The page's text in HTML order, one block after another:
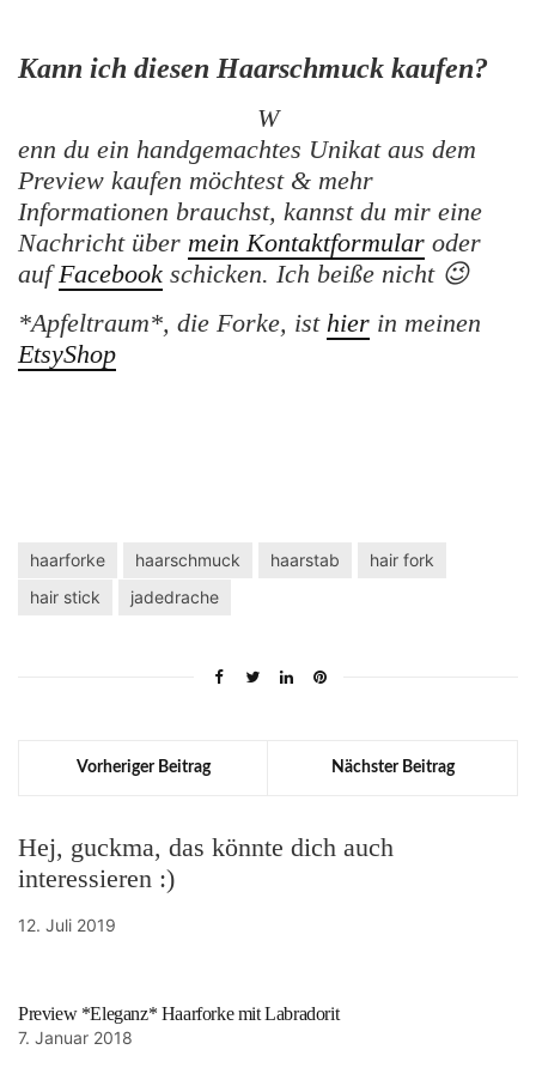
Kann ich diesen Haarschmuck kaufen?
W
enn du ein handgemachtes Unikat aus dem
Preview kaufen möchtest & mehr
Informationen brauchst, kannst du mir eine
Nachricht über mein Kontaktformular oder
aufFacebook schicken. Ich beiße nicht 😉
*Apfeltraum*, die Forke, ist hier in meinen
EtsyShop
haarforke haarschmuck haarstab
hair fork
hair stick
jadedrache
Vorheriger Beitrag Nächster Beitrag
Hej, guckma, das könnte dich auch
interessieren :)
12. Juli 2019
Preview *Eleganz* Haarforke mit Labradorit
7. Januar 2018